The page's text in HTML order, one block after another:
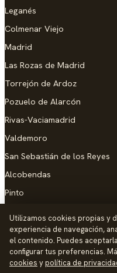
Leganés
Colmenar Viejo
Madrid
Las Rozas de Madrid
Torrejón de Ardoz
Pozuelo de Alarcón
Rivas-Vaciamadrid
Valdemoro
San Sebastián de los Reyes
Alcobendas
Pinto
AYUDA
Añadir empresa
Utilizamos cookies propias y
experiencia de navegación,
el contenido. Puedes
configurar tus preferencias.
cookies ypolítica de